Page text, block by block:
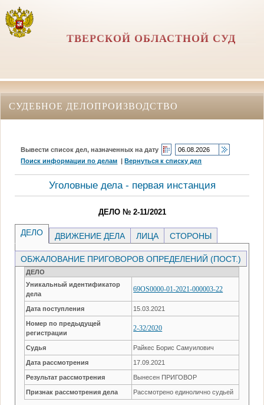
ТВЕРСКОЙ ОБЛАСТНОЙ СУД
СУДЕБНОЕ ДЕЛОПРОИЗВОДСТВО
Вывести список дел, назначенных на дату
Поиск информации по делам |Вернуться к списку дел
Уголовные дела - первая инстанция
ДЕЛО № 2-11/2021
ДЕЛО ДВИЖЕНИЕ ДЕЛА ЛИЦА СТОРОНЫ
ОБЖАЛОВАНИЕ ПРИГОВОРОВ ОПРЕДЕЛЕНИЙ (ПОСТ.)
ДЕЛО
Уникальный идентификатор
дела
69OS0000-01-2021-000003-22
Дата поступления 15.03.2021
Номер по предыдущей
регистрации
2-32/2020
Судья Райкес Борис Самуилович
Дата рассмотрения 17.09.2021
Результат рассмотрения Вынесен ПРИГОВОР
Признак рассмотрения дела Рассмотрено единолично судьей